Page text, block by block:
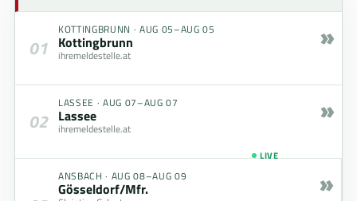
01
KOTTINGBRUNN · AUG 05–AUG 05
Kottingbrunn
ihremeldestelle.at
»
02
LASSEE · AUG 07–AUG 07
Lassee
ihremeldestelle.at
LIVE
»
ANSBACH · AUG 08–AUG 09
Gösseldorf/Mfr. »